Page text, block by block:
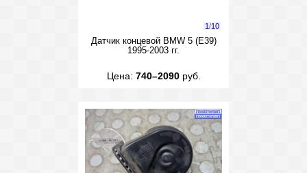
1/10
Датчик концевой BMW 5 (E39)
1995-2003 гг.
Цена: 740–2090руб.